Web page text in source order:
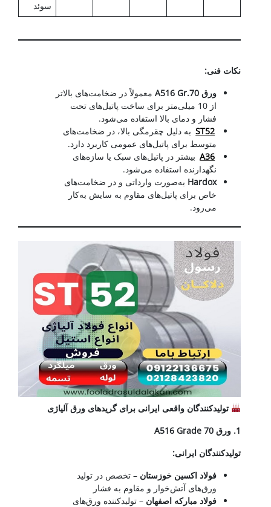
سوئد
نکات فنی:
ورق
معمولاً در ضخامت‌های بالاتر
از 10 میلی‌متر برای ساخت پاتیل‌های تحت
فشار و دمای بالا استفاده می‌شود.
ST52 به دلیل چقرمگی بالا، در ضخامت‌های
متوسط برای پاتیل‌های عمومی کاربرد دارد.
A36 بیشتر در پاتیل‌های سبک یا سازه‌های
نگهدارنده استفاده می‌شود.
Hardox به‌صورت وارداتی و در ضخامت‌های
خاص برای پاتیل‌های مقاوم به سایش به‌کار
می‌رود.
تولیدکنندگان واقعی ایرانی برای گریدهای ورق آلیاژی
1. ورق
تولیدکنندگان ایرانی:
فولاد اکسین خوزستان – تخصص در تولید
ورق‌های آتش‌خوار و مقاوم به فشار
فولاد مبارکه اصفهان – تولیدکننده ورق‌های